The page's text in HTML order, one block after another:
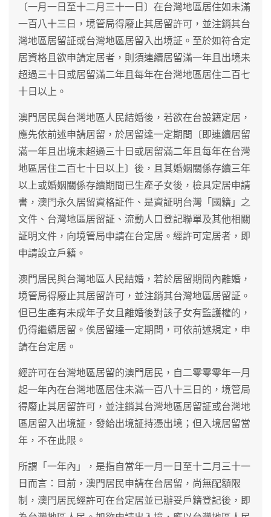
〔一月一日至十二月三十一日〕在台灣地區居住如未滿
一百八十三日，境管局得廢止其居留許可，並注銷其台
灣地區居留証或台灣地區居留入出境証。至於如符合定
居資格且欲申請定居者，則須連續居留滿一年且出境未
超過三十日或居留滿二年且每年在台灣地區居住二百七
十日以上。
澳門居民與台灣地區人民結婚後，若欲在台設籍定居，
應先依前述申請居留，於居留達一定期間〔即連續居留
滿一年且出境未超過三十日或居留滿二年且每年在台灣
地區居住二百七十日以上〕後，且其婚姻關係存續三年
以上或婚姻關係存續期間已生產子女後，檢具定居申請
書，澳門永久居留資格証件、是資証明台灣「國籍」之
文件、台灣地區居留証、流動人口登記聯單及其他相關
証明文件，向境管局申請在台定居。經許可定居者，即
申請設立戶籍。
澳門居民與台灣地區人民結婚，若於居留期間內離婚，
境管局得廢止其居留許可，並注銷其台灣地區居留証。
但已生產有未成年子女且離婚後對該子女有監護權的，
仍得繼續居留。俟居留達一定期間，可依前述規定，申
請在台定居。
經許可在台灣地區居留的澳門居民，自二零零零年一月
起一年內在台灣地區居住未滿一百八十三日的，境管局
得廢止其居留許可，並注銷其台灣地區居留証或台灣地
區居留入出境証，發給出境証持憑出境；但入境居留當
年，不在此限。
所謂「一年內」，是指自當年一月一日至十二月三十一
日而言：目前，澳門居民申請在台居留，尚無配額限
制，澳門居民經許可在台定居並已辦妥戶籍登記後，即